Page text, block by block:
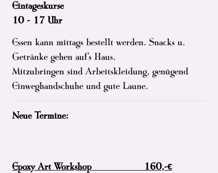
Eintageskurse
10 - 17 Uhr
Essen kann mittags bestellt werden. Snacks u.
Getränke gehen auf's Haus.
Mitzubringen sind Arbeitskleidung, genügend
Einweghandschuhe und gute Laune.
Neue Termine:
Epoxy Art Workshop 160,-€